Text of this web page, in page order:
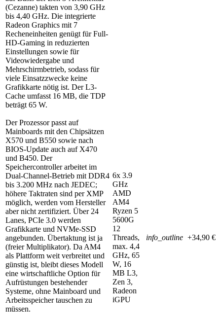
(Cezanne) takten von 3,90 GHz
bis 4,40 GHz. Die integrierte
Radeon Graphics mit 7
Recheneinheiten genügt für Full-
HD-Gaming in reduzierten
Einstellungen sowie für
Videowiedergabe und
Mehrschirmbetrieb, sodass für
viele Einsatzzwecke keine
Grafikkarte nötig ist. Der L3-
Cache umfasst 16 MB, die TDP
beträgt 65 W.
Der Prozessor passt auf
Mainboards mit den Chipsätzen
X570 und B550 sowie nach
BIOS-Update auch auf X470
und B450. Der
Speichercontroller arbeitet im
Dual-Channel-Betrieb mit DDR4
bis 3.200 MHz nach JEDEC;
höhere Taktraten sind per XMP
möglich, werden vom Hersteller
aber nicht zertifiziert. Über 24
Lanes, PCIe 3.0 werden
Grafikkarte und NVMe-SSD
angebunden. Übertaktung ist ja
(freier Multiplikator). Da AM4
als Plattform weit verbreitet und
günstig ist, bleibt dieses Modell
eine wirtschaftliche Option für
Aufrüstungen bestehender
Systeme, ohne Mainboard und
Arbeitsspeicher tauschen zu
müssen.
6x 3.9
GHz
AMD
AM4
Ryzen 5
5600G
12
Threads,
max. 4,4
GHz, 65
W, 16
MB L3,
Zen 3,
Radeon
iGPU
info_outline +34,90 €